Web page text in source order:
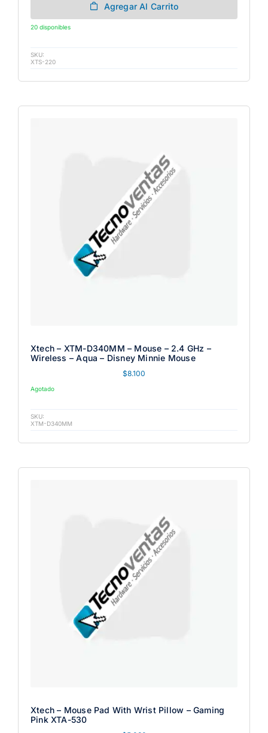
Agregar Al Carrito
20 disponibles
SKU:
XTS-220
Xtech – XTM-D340MM – Mouse – 2.4 GHz –
Wireless – Aqua – Disney Minnie Mouse
$8.100
Agotado
SKU:
XTM-D340MM
Xtech – Mouse Pad With Wrist Pillow – Gaming
Pink XTA-530